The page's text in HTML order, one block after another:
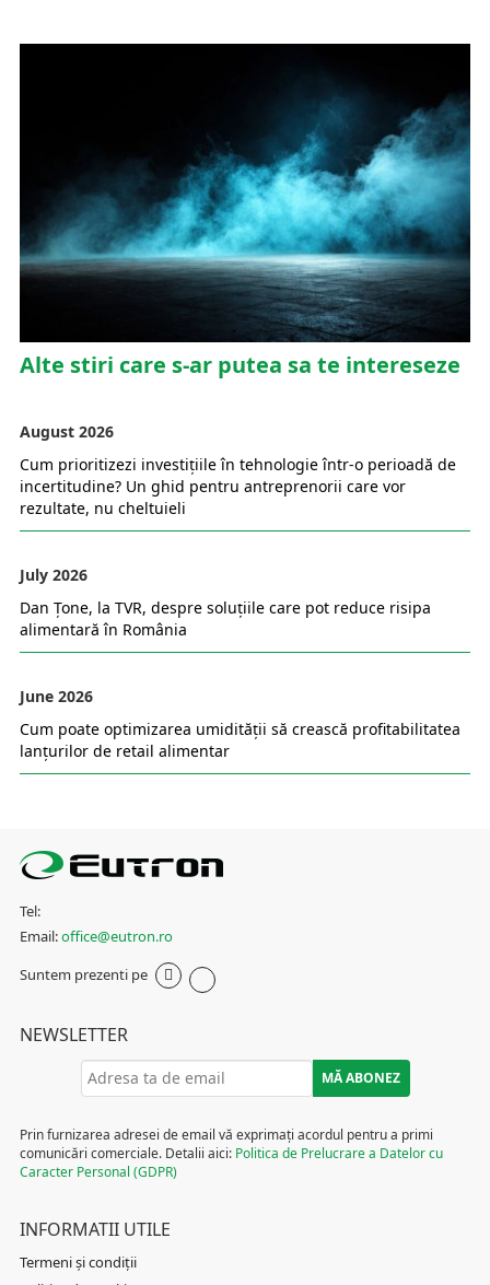
Alte stiri care s-ar putea sa te intereseze
August 2026
Cum prioritizezi investițiile în tehnologie într-o perioadă de
incertitudine? Un ghid pentru antreprenorii care vor
rezultate, nu cheltuieli
July 2026
Dan Țone, la TVR, despre soluțiile care pot reduce risipa
alimentară în România
June 2026
Cum poate optimizarea umidității să crească profitabilitatea
lanțurilor de retail alimentar
Tel:
Email:office@eutron.ro
Suntem prezenti pe
NEWSLETTER
Prin furnizarea adresei de email vă exprimați acordul pentru a primi
comunicări comerciale. Detalii aici: Politica de Prelucrare a Datelor cu
Caracter Personal (GDPR)
INFORMATII UTILE
Termeni și condiții